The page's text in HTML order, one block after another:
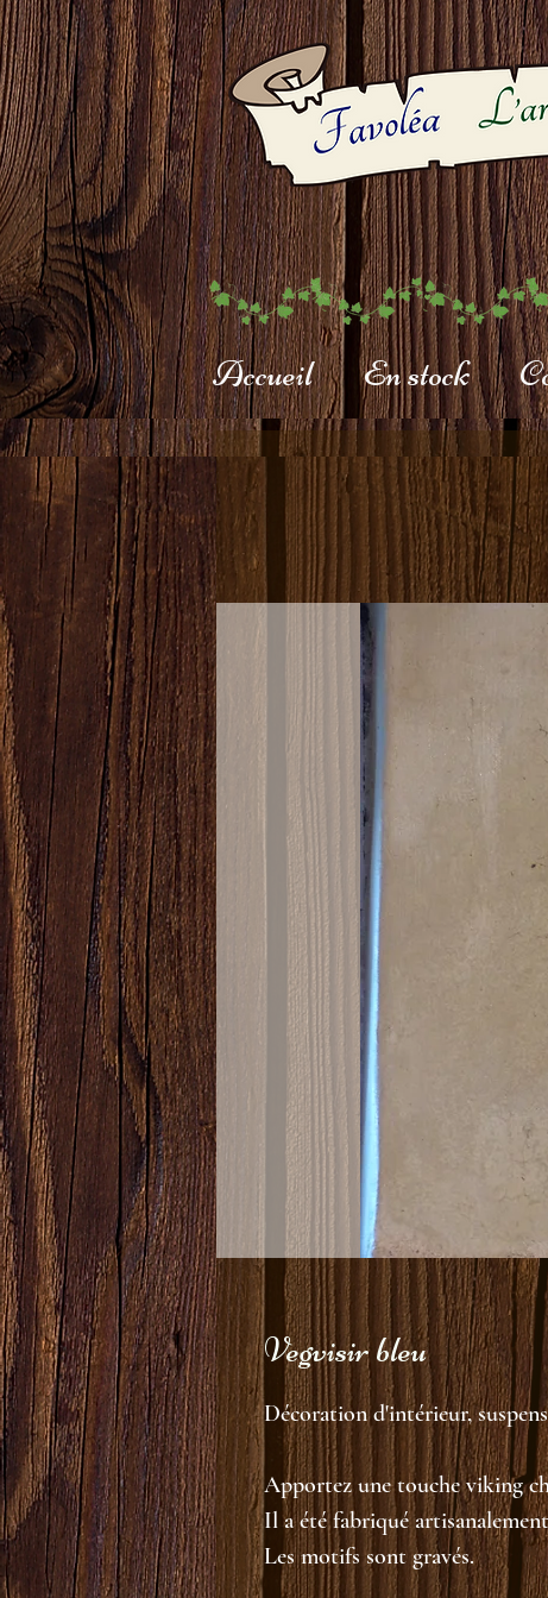
Accueil En stock
Vegvisir bleu
Décoration d'intérieur,
Apportez une touche viking
Il a été fabriqué
Les motifs sont gravés.